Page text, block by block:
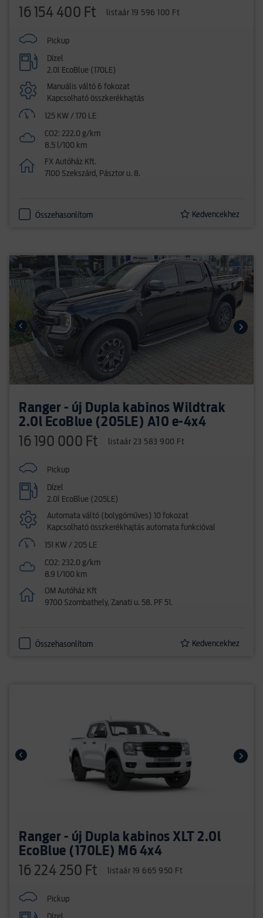
16 154 400 Ft listaár 19 596 100 Ft
Pickup
Dízel
2.0l EcoBlue (170LE)
Manuális váltó 6 fokozat
Kapcsolható összkerékhajtás
125 KW / 170 LE
CO2: 222.0 g/km
8.5 l/100 km
FX Autóház Kft.
7100 Szekszárd, Pásztor u. 8.
Összehasonlítom Kedvencekhez
Ranger - új Dupla kabinos Wildtrak
2.0l EcoBlue (205LE) A10 e-4x4
16 190 000 Ft listaár 23 583 900 Ft
Pickup
Dízel
2.0l EcoBlue (205LE)
Automata váltó (bolygóműves) 10 fokozat
Kapcsolható összkerékhajtás automata funkcióval
151 KW / 205 LE
CO2: 232.0 g/km
8.9 l/100 km
OM Autóház Kft
9700 Szombathely, Zanati u. 58. PF 51.
Összehasonlítom Kedvencekhez
Ranger - új Dupla kabinos XLT 2.0l
EcoBlue (170LE) M6 4x4
16 224 250 Ft listaár 19 665 950 Ft
Pickup